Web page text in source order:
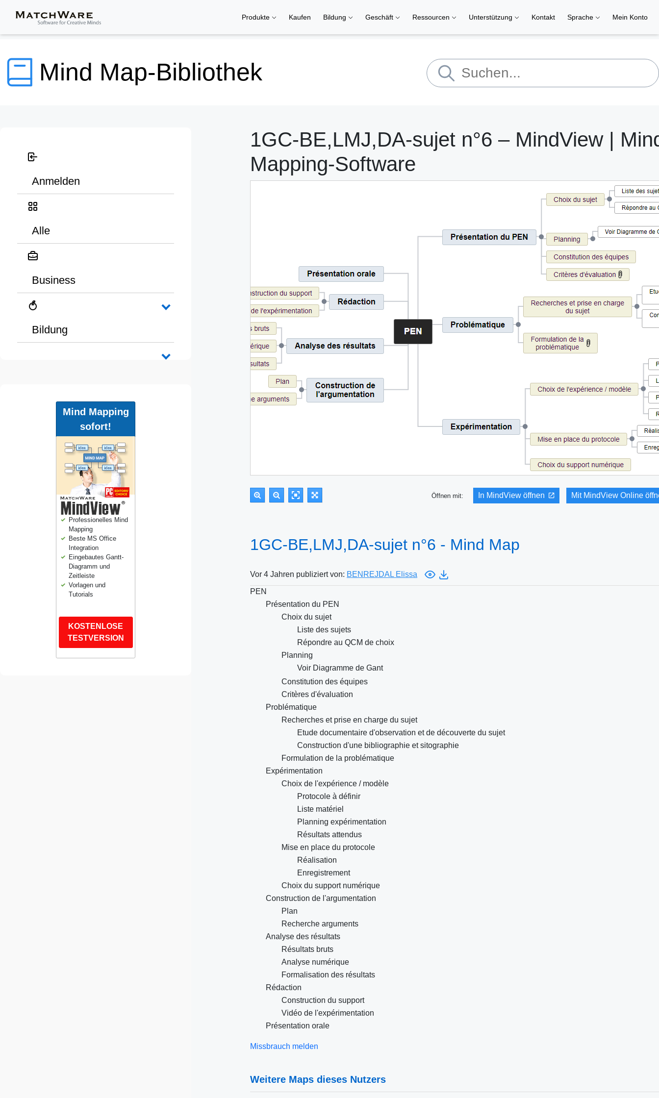
Produkte Kaufen Bildung Geschäft Ressourcen Unterstützung Kontakt Sprache Mein Konto
Mind Map-Bibliothek
Anmelden
Alle
Business
Bildung
Mind Mapping
sofort!
Professionelles Mind
Mapping
Beste MS Office
Integration
Eingebautes Gantt-
Diagramm und
Zeitleiste
Vorlagen und
Tutorials
KOSTENLOSE
TESTVERSION
1GC-BE,LMJ,DA-sujet n°6 – MindView |
Mapping-Software
Öffnen mit: In MindView öffnen Mit MindView Online
1GC-BE,LMJ,DA-sujet n°6 - Mind Map
Vor 4 Jahren publiziert von: BENREJDAL Elissa
PEN
Présentation du PEN
Choix du sujet
Liste des sujets
Répondre au QCM de choix
Planning
Voir Diagramme de Gant
Constitution des équipes
Critères d'évaluation
Problématique
Recherches et prise en charge du sujet
Etude documentaire d'observation et de découverte du sujet
Construction d'une bibliographie et sitographie
Formulation de la problématique
Expérimentation
Choix de l'expérience / modèle
Protocole à définir
Liste matériel
Planning expérimentation
Résultats attendus
Mise en place du protocole
Réalisation
Enregistrement
Choix du support numérique
Construction de l'argumentation
Plan
Recherche arguments
Analyse des résultats
Résultats bruts
Analyse numérique
Formalisation des résultats
Rédaction
Construction du support
Vidéo de l'expérimentation
Présentation orale
Missbrauch melden
Weitere Maps dieses Nutzers